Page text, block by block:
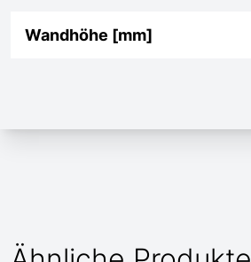
Wandhöhe [mm]